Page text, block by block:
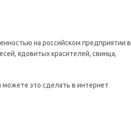
на российском предприятии в
ядовитых красителей, свинца,
это сделать в интернет